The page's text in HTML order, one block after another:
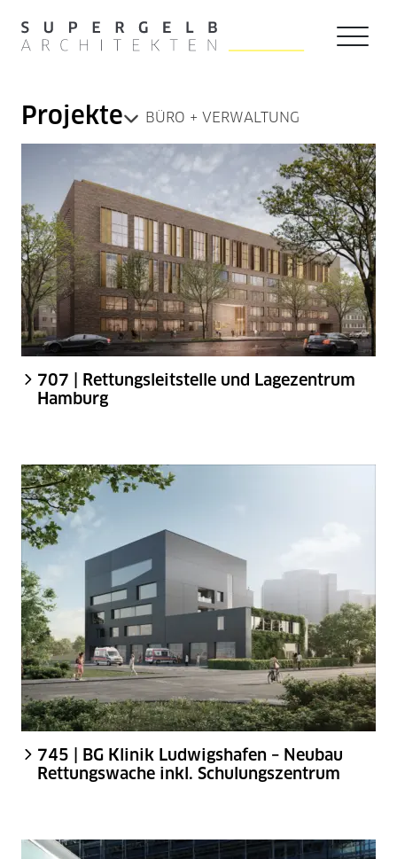
Zur Startseite navigieren
Projekte BÜRO + VERWALTUNG
707 | Rettungsleitstelle und Lagezentrum
Hamburg
745 | BG Klinik Ludwigshafen – Neubau
Rettungswache inkl. Schulungszentrum